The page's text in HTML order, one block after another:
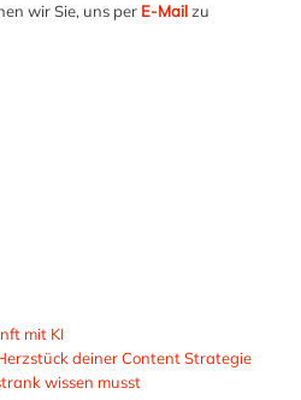
wir Sie, uns per E-Mailzu
mit KI
deiner Content Strategie
wissen musst